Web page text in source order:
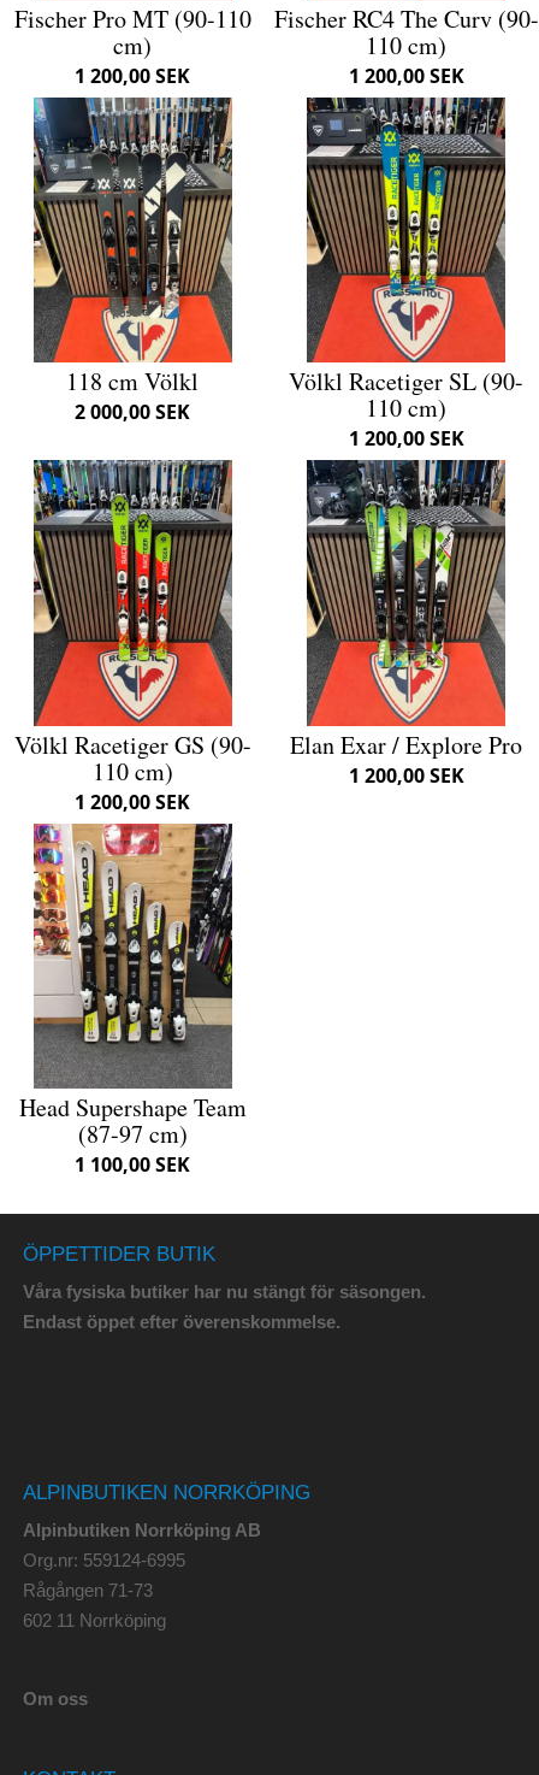
Fischer Pro MT (90-110
cm)
1 200,00 SEK
Fischer RC4 The Curv (90-
110 cm)
1 200,00 SEK
118 cm Völkl
2 000,00 SEK
Völkl Racetiger SL (90-
110 cm)
1 200,00 SEK
Völkl Racetiger GS (90-
110 cm)
1 200,00 SEK
Elan Exar / Explore Pro
1 200,00 SEK
Head Supershape Team
(87-97 cm)
1 100,00 SEK
ÖPPETTIDER BUTIK
Våra fysiska butiker har nu stängt för säsongen.
Endast öppet efter överenskommelse.
ALPINBUTIKEN NORRKÖPING
Alpinbutiken Norrköping AB
Org.nr: 559124-6995
Rågången 71-73
602 11 Norrköping
Om oss